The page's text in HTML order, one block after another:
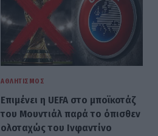
ΑΘΛΗΤΙΣΜΌΣ
Επιμένει η UEFA στο μποϊκοτάζ
του Μουντιάλ παρά το όπισθεν
ολοταχώς του Ινφαντίνο